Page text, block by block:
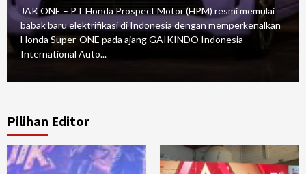
JAK ONE – PT Honda Prospect Motor (HPM) resmi memulai
babak baru elektrifikasi di Indonesia dengan memperkenalkan
Honda Super-ONE pada ajang GAIKINDO Indonesia
International Auto...
Pilihan Editor